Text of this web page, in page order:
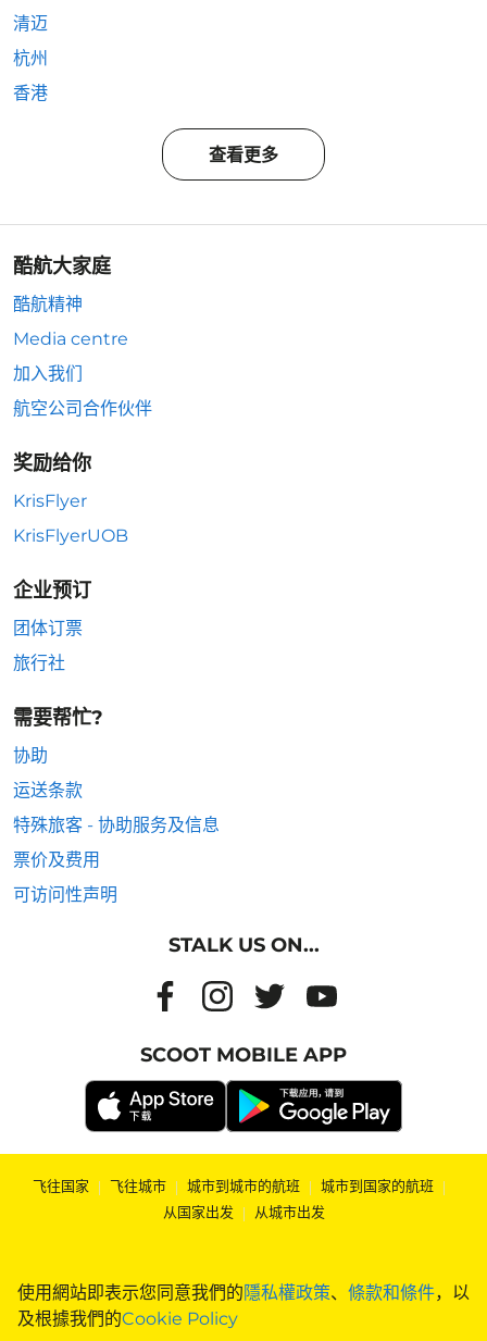
使用網站即表示您同意我們的隱私權政策、 條款和條件，以
及根據我們的Cookie Policy
清迈
杭州
香港
查看更多
酷航大家庭
酷航精神
Media centre
加入我们
航空公司合作伙伴
奖励给你
KrisFlyer
KrisFlyerUOB
企业预订
团体订票
旅行社
需要帮忙?
协助
运送条款
特殊旅客 - 协助服务及信息
票价及费用
可访问性声明
STALK US ON...
SCOOT MOBILE APP
飞往国家 | 飞往城市 | 城市到城市的航班 | 城市到国家的航班 |
从国家出发 | 从城市出发